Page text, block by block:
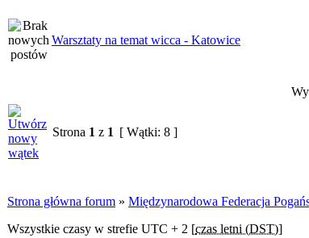
Warsztaty na temat wicca - Katowice
Strona 1 z 1 [ Wątki: 8 ]
Strona główna forum » Międzynarodowa Federacja
Wszystkie czasy w strefie UTC + 2 [czas letni (DST)]